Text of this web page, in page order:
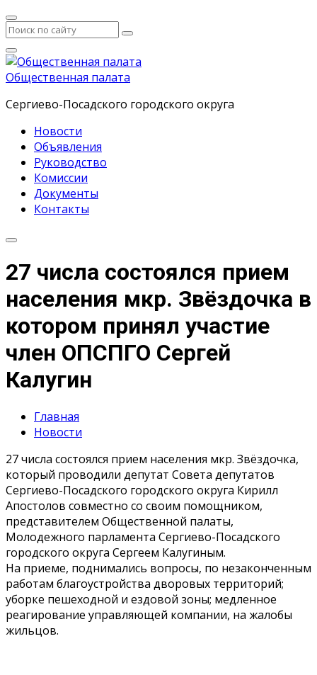
Общественная палата
Сергиево-Посадского городского округа
Новости
Объявления
Руководство
Комиссии
Документы
Контакты
27 числа состоялся прием
населения мкр. Звёздочка в
котором принял участие
член ОПСПГО Сергей
Калугин
Главная
Новости
27 числа состоялся прием населения мкр. Звёздочка,
который проводили депутат Совета депутатов
Сергиево-Посадского городского округа Кирилл
Апостолов совместно со своим помощником,
представителем Общественной палаты,
Молодежного парламента Сергиево-Посадского
городского округа Сергеем Калугиным.
На приеме, поднимались вопросы, по незаконченным
работам благоустройства дворовых территорий;
уборке пешеходной и ездовой зоны; медленное
реагирование управляющей компании, на жалобы
жильцов.